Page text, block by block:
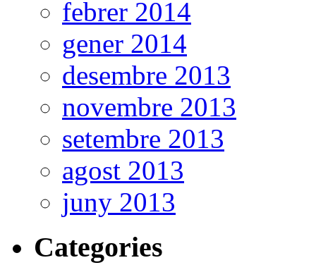
febrer 2014
gener 2014
desembre 2013
novembre 2013
setembre 2013
agost 2013
juny 2013
Categories